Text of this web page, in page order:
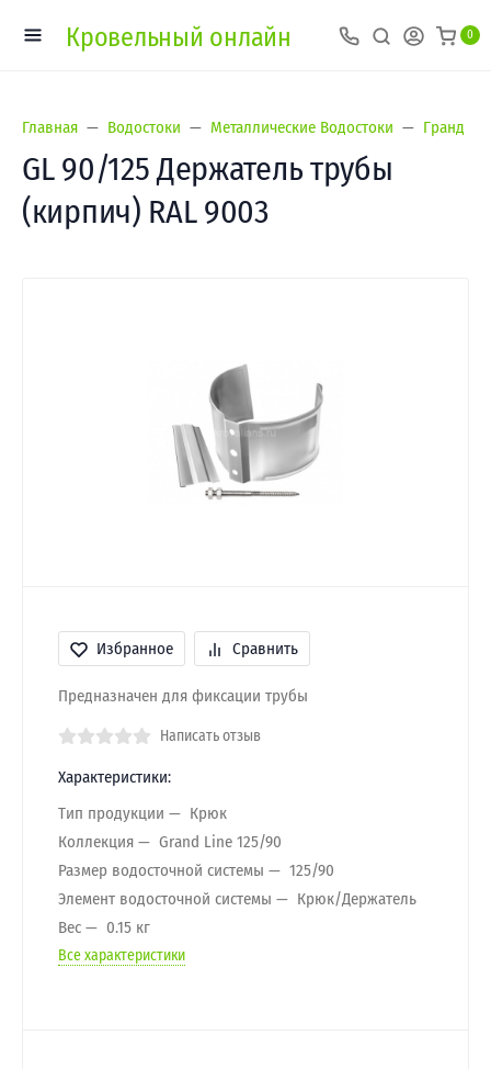
Кровельный онлайн 0
Главная Водостоки Металлические Водостоки Гранд
GL 90/125 Держатель трубы
(кирпич) RAL 9003
Избранное Сравнить
Предназначен для фиксации трубы
Написать отзыв
Характеристики:
Тип продукции
Крюк
Коллекция
Grand Line 125/90
Размер водосточной системы
125/90
Элемент водосточной системы
Крюк/Держатель
Вес
0.15 кг
Все характеристики